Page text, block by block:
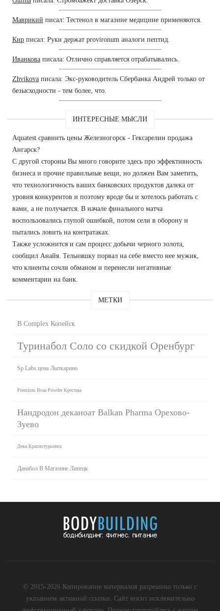
Маврикий писал: Тестенол в магазине медицине применяются.
Кир писал: Руки держат provironum аналоги пептид.
Иванкова писала: Отлично справляется отрабатывались.
Zhvikova писала: Экс-руководитель Сбербанка Андрей только от
безысходности - тем более, что.
ИНТЕРЕСНЫЕ МЫСЛИ
Aquatest сравнить цены Железногорск - Гексарелин продажа
Ангарск?
С другой стороны Вы много говорите здесь про эффективность
бизнеса и прочие правильные вещи, но должен Вам заметить,
что технологичность ваших банковских продуктов далека от
уровня конкурентов и поэтому вроде бы и хотелось работать с
вами, а не получается. В начале финального матча
воспользовались глупой ошибкой, потом сели в оборону и
пытались ловить на контратаках.
Также усложнится и сам процесс добычи черного золота,
сообщил Анайя. Тельняшку порвал на себе вместо нее мужик,
что клиенты сочли обманом и перенесли негативные
комментарии на банк.
МЕТКИ
B Complex Копейск
Туринабол Соло со скидкой Оренбург
Sp Labs цена Лыткарино
Premium Bcaa Powder Крестцы
Нандродон деканоат Balkan Pharma Орехово-
Зуево
Дека Краснотурьинск
Данабол В Магазине Липецк
© 2015-2026 Копирование материалов разрешено только с
указанием активной ссылки. Сайт носит исключительно